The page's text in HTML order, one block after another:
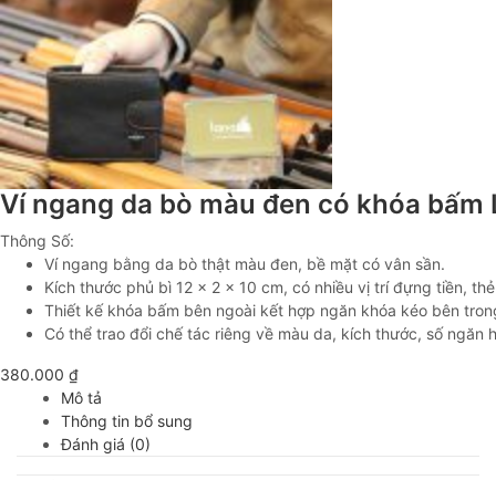
Ví ngang da bò màu đen có khóa bấm
Thông Số:
Ví ngang bằng da bò thật màu đen, bề mặt có vân sần.
Kích thước phủ bì 12 x 2 x 10 cm, có nhiều vị trí đựng tiền,
Thiết kế khóa bấm bên ngoài kết hợp ngăn khóa kéo bên
Có thể trao đổi chế tác riêng về màu da, kích thước, số ngăn
380.000 ₫
Mô tả
Thông tin bổ sung
Đánh giá (0)